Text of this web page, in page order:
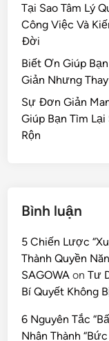
Tại Sao Tâm Lý
Công Việc Và
Đời
Biết Ơn Giúp
Giản Nhưng
Sự Đơn Giản
Giúp Bạn Tìm
Rộn
Bình luận
5 Chiến Lược
Thành Quyền
SAGOWA onTư
Bí Quyết Không
6 Nguyên Tắc
Nhân Thành